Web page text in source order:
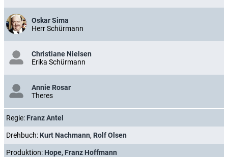
Oskar Sima
Herr Schürmann
Christiane Nielsen
Erika Schürmann
Annie Rosar
Theres
Regie: Franz Antel
Drehbuch: Kurt Nachmann, Rolf Olsen
Produktion: Hope, Franz Hoffmann